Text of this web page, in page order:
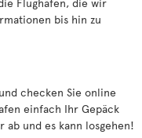
bis hin zu
checken Sie online
einfach Ihr Gepäck
und es kann losgehen!